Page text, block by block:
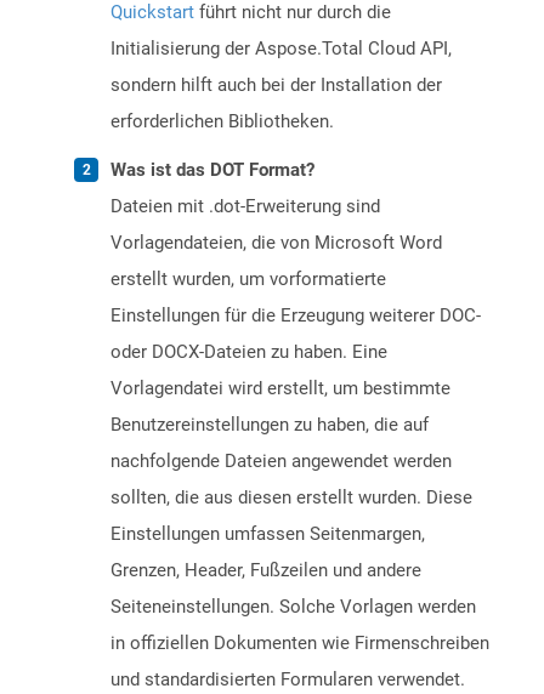
Quickstart führt nicht nur durch die
Initialisierung der Aspose.Total Cloud API,
sondern hilft auch bei der Installation der
erforderlichen Bibliotheken.
Was ist das DOT Format?
Dateien mit .dot-Erweiterung sind
Vorlagendateien, die von Microsoft Word
erstellt wurden, um vorformatierte
Einstellungen für die Erzeugung weiterer DOC-
oder DOCX-Dateien zu haben. Eine
Vorlagendatei wird erstellt, um bestimmte
Benutzereinstellungen zu haben, die auf
nachfolgende Dateien angewendet werden
sollten, die aus diesen erstellt wurden. Diese
Einstellungen umfassen Seitenmargen,
Grenzen, Header, Fußzeilen und andere
Seiteneinstellungen. Solche Vorlagen werden
in offiziellen Dokumenten wie Firmenschreiben
und standardisierten Formularen verwendet.